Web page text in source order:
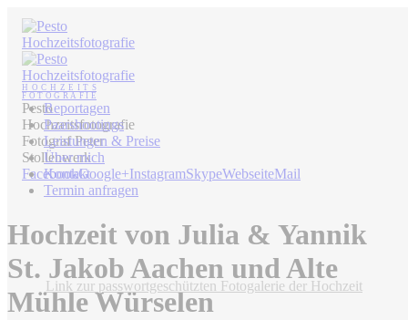
Pesto
Hochzeitsfotografie
Fotograf Peter
Stollenwerk
FacebookGoogle+InstagramSkypeWebseiteMail
Reportagen
Paarshootings
Leistungen & Preise
Über mich
Kontakt
Termin anfragen
Hochzeit von Julia & Yannik
St. Jakob Aachen und Alte
Mühle Würselen
Link zur passwortgeschützten Fotogalerie der Hochzeit